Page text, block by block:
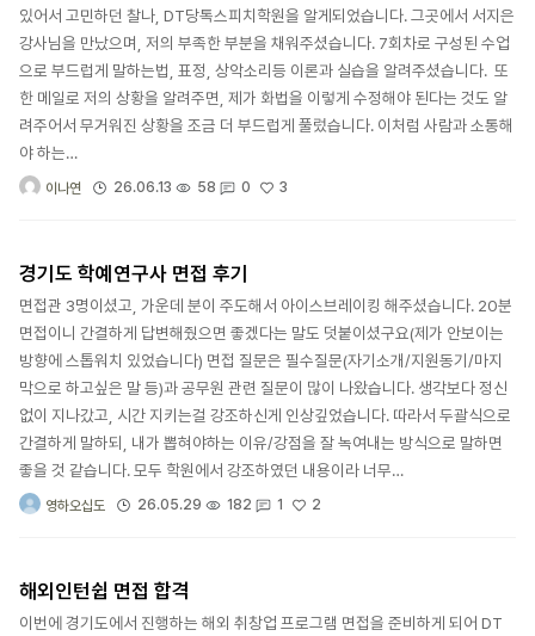
있어서 고민하던 찰나, DT당톡스피치학원을 알게되었습니다. 그곳에서 서지은
강사님을 만났으며, 저의 부족한 부분을 채워주셨습니다. 7회차로 구성된 수업
으로 부드럽게 말하는법, 표정, 상악소리등 이론과 실습을 알려주셨습니다. 또
한 메일로 저의 상황을 알려주면, 제가 화법을 이렇게 수정해야 된다는 것도 알
려주어서 무거워진 상황을 조금 더 부드럽게 풀렀습니다. 이처럼 사람과 소통해
야 하는…
이나연 26.06.13 58 0 3
경기도 학예연구사 면접 후기
면접관 3명이셨고, 가운데 분이 주도해서 아이스브레이킹 해주셨습니다. 20분
면접이니 간결하게 답변해줬으면 좋겠다는 말도 덧붙이셨구요(제가 안보이는
방향에 스톱워치 있었습니다) 면접 질문은 필수질문(자기소개/지원동기/마지
막으로 하고싶은 말 등)과 공무원 관련 질문이 많이 나왔습니다. 생각보다 정신
없이 지나갔고, 시간 지키는걸 강조하신게 인상깊었습니다. 따라서 두괄식으로
간결하게 말하되, 내가 뽑혀야하는 이유/강점을 잘 녹여내는 방식으로 말하면
좋을 것 같습니다. 모두 학원에서 강조하였던 내용이라 너무…
영하오십도 26.05.29 182 1 2
해외인턴쉽 면접 합격
이번에 경기도에서 진행하는 해외 취창업 프로그램 면접을 준비하게 되어 DT